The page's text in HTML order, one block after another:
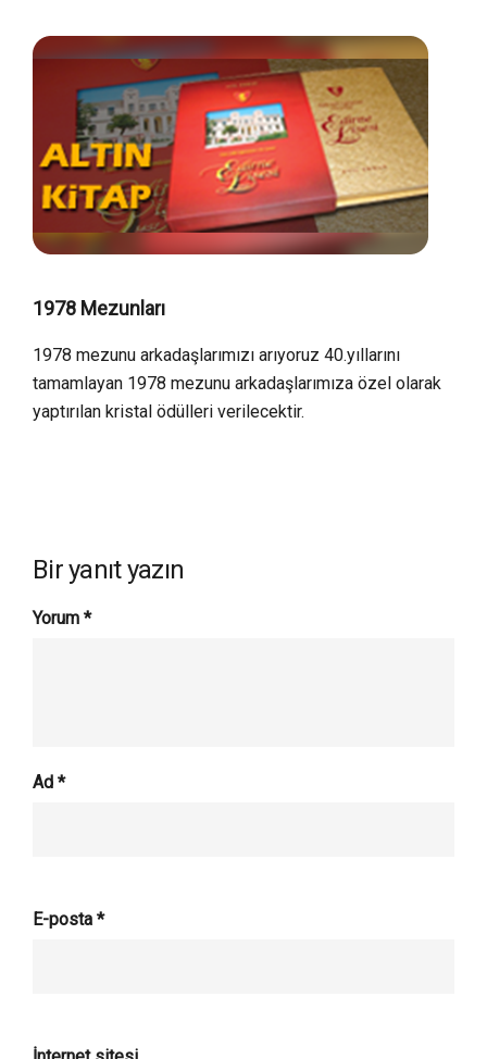
1978 Mezunları
1978 mezunu arkadaşlarımızı arıyoruz 40.yıllarını
tamamlayan 1978 mezunu arkadaşlarımıza özel olarak
yaptırılan kristal ödülleri verilecektir.
Bir yanıt yazın
Yorum *
Ad *
E-posta *